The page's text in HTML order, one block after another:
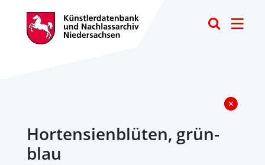
Hortensienblüten, grün-
blau